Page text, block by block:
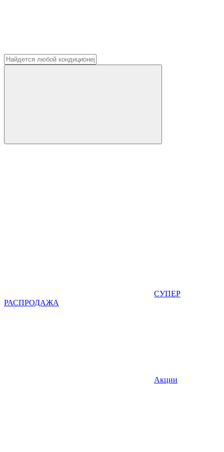
СУПЕР
РАСПРОДАЖА
Акции